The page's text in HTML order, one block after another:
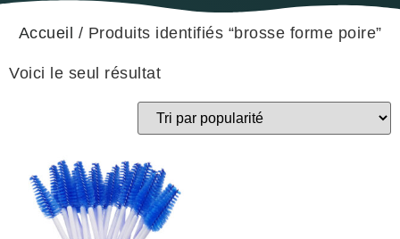
Accueil / Produits identifiés “brosse forme poire”
Voici le seul résultat